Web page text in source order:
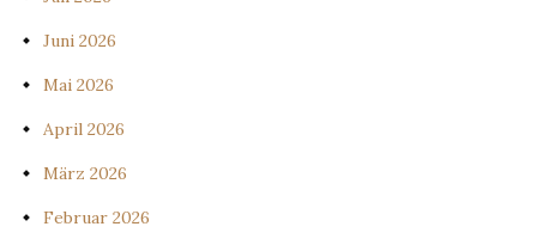
Juni 2026
Mai 2026
April 2026
März 2026
Februar 2026